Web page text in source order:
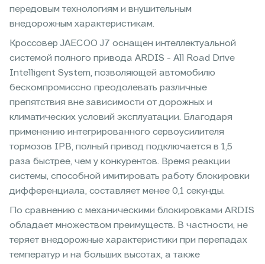
передовым технологиям и внушительным
внедорожным характеристикам.
Кроссовер JAECOO J7 оснащен интеллектуальной
системой полного привода ARDIS - All Road Drive
Intelligent System, позволяющей автомобилю
бескомпромиссно преодолевать различные
препятствия вне зависимости от дорожных и
климатических условий эксплуатации. Благодаря
применению интегрированного сервоусилителя
тормозов IPB, полный привод подключается в 1,5
раза быстрее, чем у конкурентов. Время реакции
системы, способной имитировать работу блокировки
дифференциала, составляет менее 0,1 секунды.
По сравнению с механическими блокировками ARDIS
обладает множеством преимуществ. В частности, не
теряет внедорожные характеристики при перепадах
температур и на больших высотах, а также